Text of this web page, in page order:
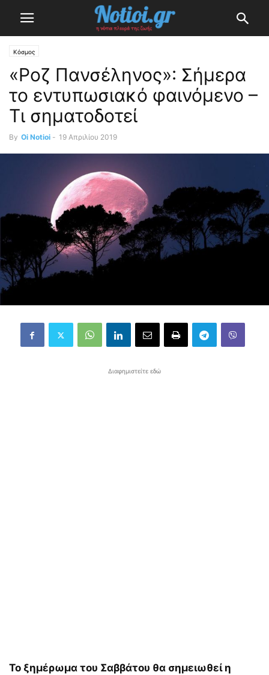
Κόσμος
«Ροζ Πανσέληνος»: Σήμερα
το εντυπωσιακό φαινόμενο –
Τι σηματοδοτεί
By Oi Notioi - 19 Απριλίου 2019
Διαφημιστείτε εδώ
To ξημέρωμα του Σαββάτου θα σημειωθεί η